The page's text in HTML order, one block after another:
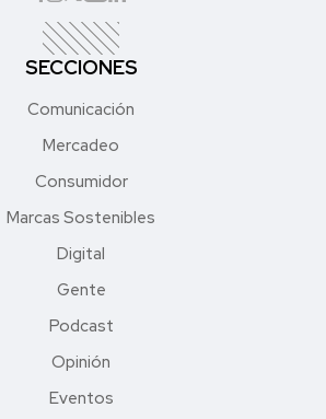
SECCIONES
Comunicación
Mercadeo
Consumidor
Marcas Sostenibles
Digital
Gente
Podcast
Opinión
Eventos